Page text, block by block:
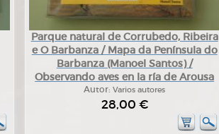
Parque natural de Corrubedo, Ribeira
e O Barbanza / Mapa da Península do
Barbanza (Manoel Santos) /
Observando aves en la ría de Arousa
Autor:Varios autores
28,00 €